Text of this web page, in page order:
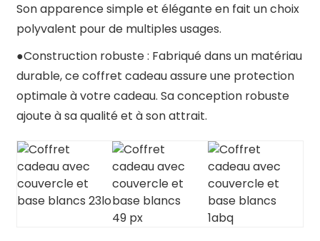
Son apparence simple et élégante en fait un choix
polyvalent pour de multiples usages.
●Construction robuste : Fabriqué dans un matériau
durable, ce coffret cadeau assure une protection
optimale à votre cadeau. Sa conception robuste
ajoute à sa qualité et à son attrait.